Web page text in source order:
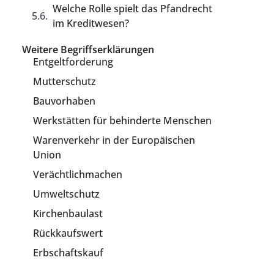
Welche Rolle spielt das Pfandrecht
im Kreditwesen?
Weitere Begriffserklärungen
Entgeltforderung
Mutterschutz
Bauvorhaben
Werkstätten für behinderte Menschen
Warenverkehr in der Europäischen
Union
Verächtlichmachen
Umweltschutz
Kirchenbaulast
Rückkaufswert
Erbschaftskauf